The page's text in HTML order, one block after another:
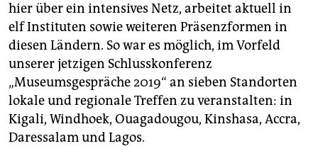
hier über ein intensives Netz, arbeitet aktuell in
elf Instituten sowie weiteren Präsenzformen in
diesen Ländern. So war es möglich, im Vorfeld
unserer jetzigen Schlusskonferenz
„Museumsgespräche 2019“ an sieben Standorten
lokale und regionale Treffen zu veranstalten: in
Kigali, Windhoek, Ouagadougou, Kinshasa, Accra,
Daressalam und Lagos.